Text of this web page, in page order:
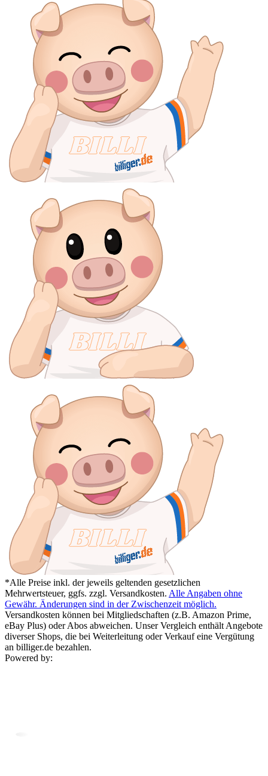
*Alle Preise inkl. der jeweils geltenden gesetzlichen
Mehrwertsteuer, ggfs. zzgl. Versandkosten. Alle Angaben ohne
Gewähr. Änderungen sind in der Zwischenzeit möglich.
Versandkosten können bei Mitgliedschaften (z.B. Amazon Prime,
eBay Plus) oder Abos abweichen. Unser Vergleich enthält Angebote
diverser Shops, die bei Weiterleitung oder Verkauf eine Vergütung
an billiger.de bezahlen.
Powered by: